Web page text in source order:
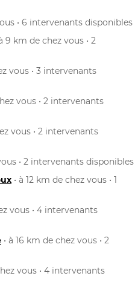
• 6 intervenants disponibles
9 km de chez vous • 2
vous • 3 intervenants
vous • 2 intervenants
vous • 2 intervenants
• 2 intervenants disponibles
• à 12 km de chez vous • 1
vous • 4 intervenants
• à 16 km de chez vous • 2
vous • 4 intervenants